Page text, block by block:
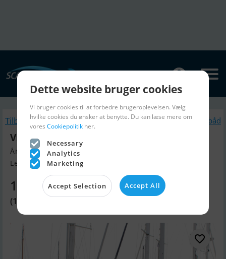
Tilbage Lignende Sejlbåd
Victoire 1270 Decksaloon
Årgang 1997, Sejlbåd til salg
Lelystad, Holland
1.269.070 DKK
(170.000 EUR)
Dette website bruger cookies
Vi bruger cookies til at forbedre brugeroplevelsen. Vælg
hvilke cookies du ønsker at benytte. Du kan læse mere om
vores Cookiepolitik her.
Necessary
Analytics
Marketing
Accept Selection Accept All